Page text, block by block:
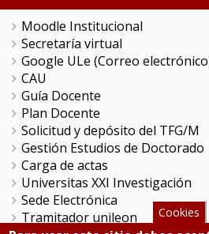
Moodle Institucional
Secretaría virtual
Google ULe (Correo
CAU
Guía Docente
Plan Docente
Solicitud y depósito del TFG/M
Gestión Estudios de Doctorado
Carga de actas
Universitas XXI Investigación
Sede Electrónica
Tramitador unileon
Cookies